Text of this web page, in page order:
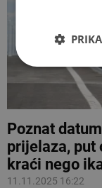
Poznat
prijelaza, put
kraći nego
11.11.2025 16:22